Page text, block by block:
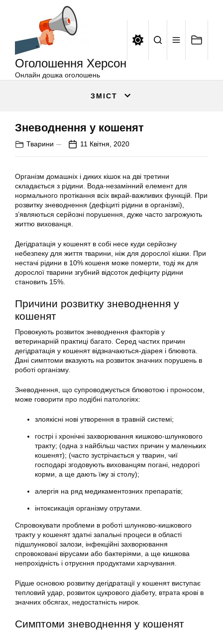
Оголошення Херсон
Онлайн дошка оголошень
ЗМІСТ
Зневоднення у кошенят
Тварини 11 Квітня, 2020
Організм домашніх і диких кішок на дві третини
складається з рідини. Вода-незамінний елемент для
нормального протікання всіх вкрай-важливих функцій. При
розвитку зневоднення (дефіциті рідини в організмі),
з’являються серйозні порушення, дуже часто загрожують
життю вихованця.
Дегідратація у кошенят в собі несе куди серйозну
небезпеку для життя тварини, ніж для дорослої кішки. При
нестачі рідини в 10% кошеня може померти, тоді як для
дорослої тварини згубний відсоток дефіциту рідини
становить 15%.
Причини розвитку зневоднення у
кошенят
Провокують розвиток зневоднення факторів у
ветеринарній практиці багато. Серед частих причин
дегідратація у кошенят відзначаються-діарея і блювота.
Дані симптоми вказують на розвиток значних порушень в
роботі організму.
Зневоднення, що супроводжується блювотою і проносом,
може говорити про подібні патологіях:
злоякісні нові утворення в травній системі;
гострі і хронічні захворювання кишково-шлункового
тракту; (одна з найбільш частих причин у маленьких
кошенят); (часто зустрічається у тварин, чиї
господарі згодовують вихованцям погані, недорогі
корми, а ще дають їжу зі столу);
алергія на ряд медикаментозних препаратів;
інтоксикація організму отрутами.
Спровокувати проблеми в роботі шлунково-кишкового
тракту у кошенят здатні запальні процеси в області
підшлункової залози, інфекційні захворювання
спровоковані вірусами або бактеріями, а ще кишкова
непрохідність і отруєння продуктами харчування.
Рідше основою розвитку дегідратації у кошенят виступає
тепловий удар, розвиток цукрового діабету, втрата крові в
значних обсягах, недостатність нирок.
Симптоми зневоднення у кошенят